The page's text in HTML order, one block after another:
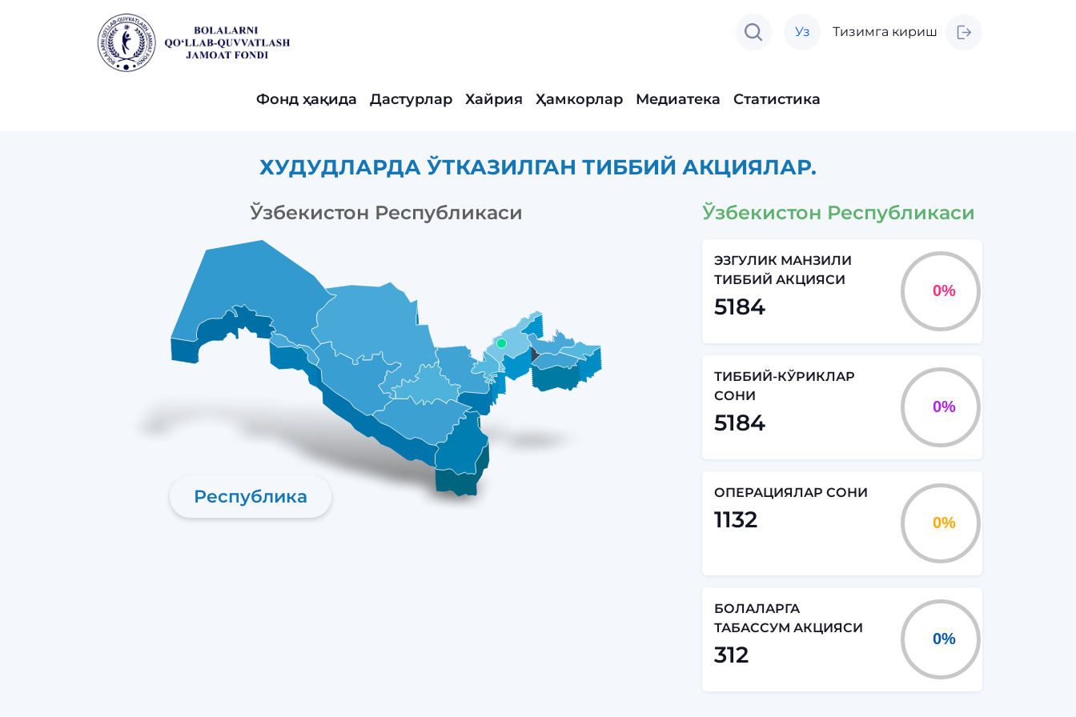
Фонд ҳақида Дастурлар Хайрия Ҳамкорлар Медиатека Статистика
Уз Тизимга кириш
ХУДУДЛАРДА ЎТКАЗИЛГАН ТИББИЙ АКЦИЯЛАР.
Ўзбекистон Республикаси
Республика
Ўзбекистон Республикаси
ЭЗГУЛИК МАНЗИЛИ
ТИББИЙ АКЦИЯСИ
5184
ТИББИЙ-КЎРИКЛАР
СОНИ
5184
ОПЕРАЦИЯЛАР СОНИ
1132
БОЛАЛАРГА
ТАБАССУМ АКЦИЯСИ
312